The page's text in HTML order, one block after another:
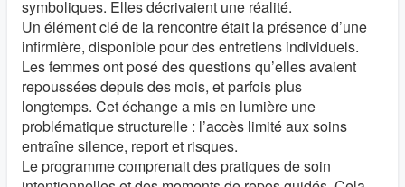
symboliques. Elles décrivaient une réalité.
Un élément clé de la rencontre était la présence d’une
infirmière, disponible pour des entretiens individuels.
Les femmes ont posé des questions qu’elles avaient
repoussées depuis des mois, et parfois plus
longtemps. Cet échange a mis en lumière une
problématique structurelle : l’accès limité aux soins
entraîne silence, report et risques.
Le programme comprenait des pratiques de soin